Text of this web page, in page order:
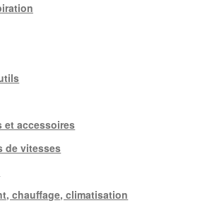
et accessoires
de vitesses
chauffage, climatisation